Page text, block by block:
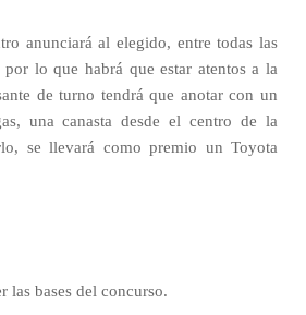
anunciará al elegido, entre todas las
por lo que habrá que estar atentos a la
de turno tendrá que anotar con un
una canasta desde el centro de la
se llevará como premio un Toyota
las bases del concurso.